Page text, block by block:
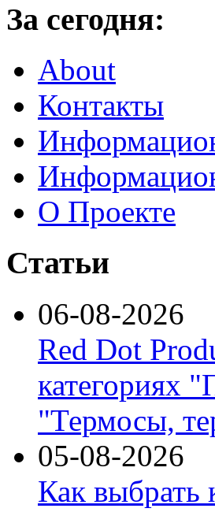
За сегодня:
About
Контакты
О Проекте
Статьи
06-08-2026
Red Dot
категориях
"Термосы,
05-08-2026
Как выбрать